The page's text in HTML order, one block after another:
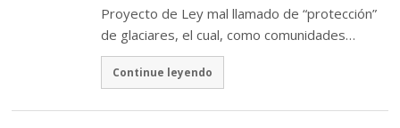
Proyecto de Ley mal llamado de “protección”
de glaciares, el cual, como comunidades…
Continue leyendo